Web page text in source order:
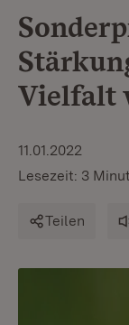
Vielfalt
11.01.2022
Lesezeit: 3
Teilen